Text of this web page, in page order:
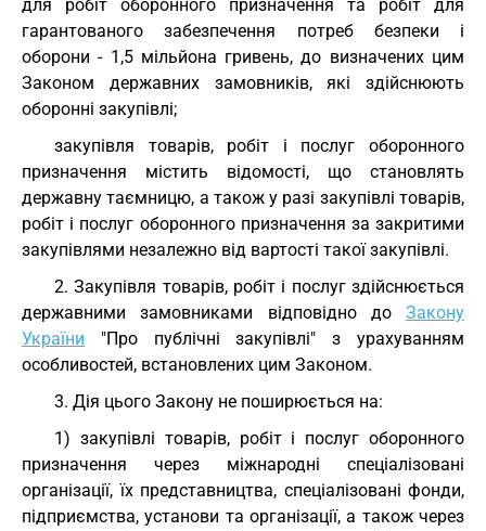
для робіт оборонного призначення та робіт для
гарантованого забезпечення потреб безпеки і
оборони - 1,5 мільйона гривень, до визначених цим
Законом державних замовників, які здійснюють
оборонні закупівлі;
закупівля товарів, робіт і послуг оборонного
призначення містить відомості, що становлять
державну таємницю, а також у разі закупівлі товарів,
робіт і послуг оборонного призначення за закритими
закупівлями незалежно від вартості такої закупівлі.
2. Закупівля товарів, робіт і послуг здійснюється
державними замовниками відповідно до Закону
України "Про публічні закупівлі" з урахуванням
особливостей, встановлених цим Законом.
3. Дія цього Закону не поширюється на:
1) закупівлі товарів, робіт і послуг оборонного
призначення через міжнародні спеціалізовані
організації, їх представництва, спеціалізовані фонди,
підприємства, установи та організації, а також через